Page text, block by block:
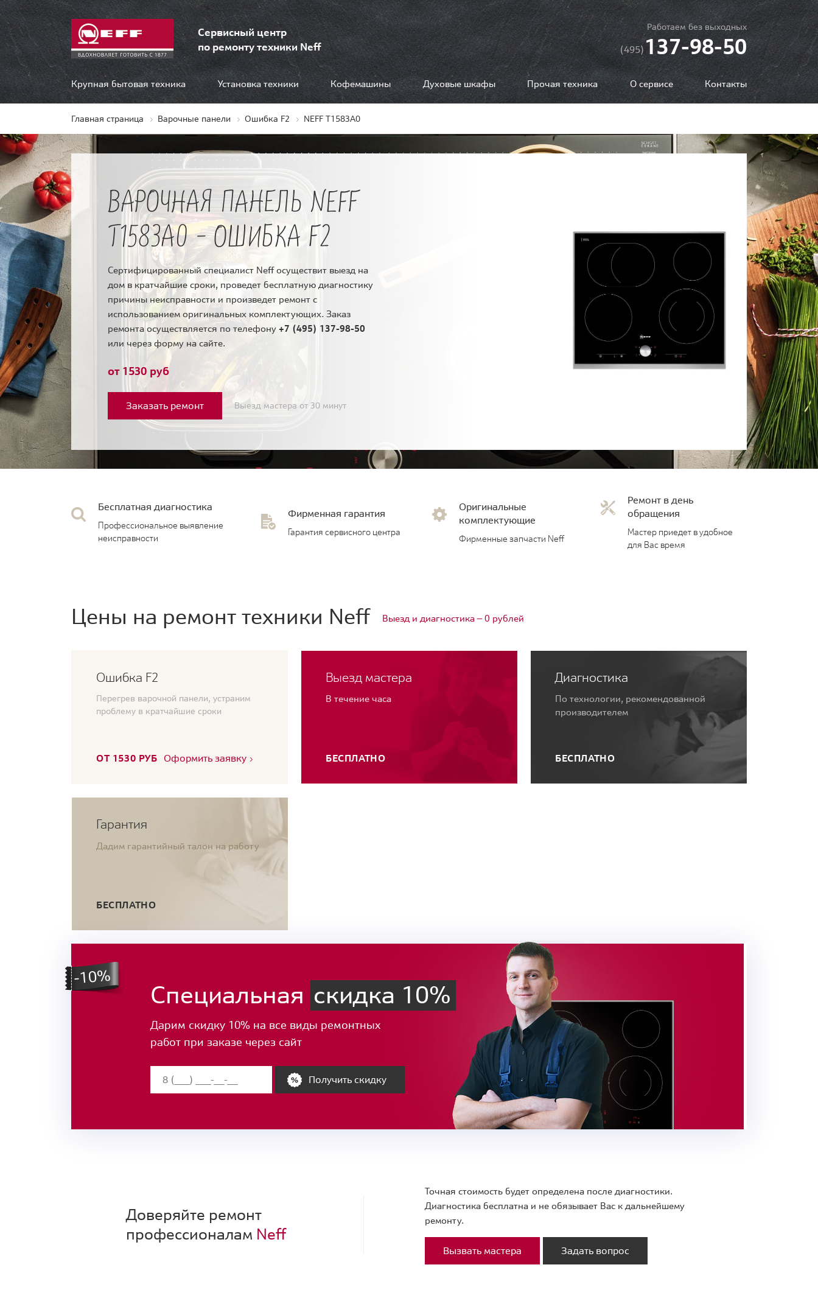
Сервисный центр
по ремонту техники Neff
Работаем без выходных
(495)137-98-50
Крупная бытовая техника Установка техники Кофемашины Духовые шкафы Прочая техника О сервисе Контакты
Главная страница Варочные панели Ошибка F2 NEFF T1583A0
ВАРОЧНАЯ ПАНЕЛЬ NEFF
T1583A0 - ОШИБКА F2
Сертифицированный специалист Neff осуществит выезд на
дом в кратчайшие сроки, проведет бесплатную диагностику
причины неисправности и произведет ремонт с
использованием оригинальных комплектующих. Заказ
ремонта осуществляется по телефону +7 (495) 137-98-50
или через форму на сайте.
от 1530 руб
Заказать ремонт Выезд мастера от 30 минут
Бесплатная диагностика
Профессиональное выявление
неисправности
Фирменная гарантия
Гарантия сервисного центра
Оригинальные
комплектующие
Фирменные запчасти Neff
Ремонт в день
обращения
Мастер приедет в удобное
для Вас время
Цены на ремонт техники Neff Выезд и диагностика — 0 рублей
Ошибка F2
Перегрев варочной панели, устраним
проблему в кратчайшие сроки
ОТ 1530 РУБ Оформить заявку
Выезд мастера
В течение часа
БЕСПЛАТНО
Диагностика
По технологии, рекомендованной
производителем
БЕСПЛАТНО
Гарантия
Дадим гарантийный талон на работу
БЕСПЛАТНО
Специальная скидка 10%
Дарим скидку 10% на все виды ремонтных
работ при заказе через сайт
Получить скидку
Доверяйте ремонт
профессионалам Neff
Точная стоимость будет определена после диагностики.
Диагностика бесплатна и не обязывает Вас к дальнейшему
ремонту.
Вызвать мастера Задать вопрос